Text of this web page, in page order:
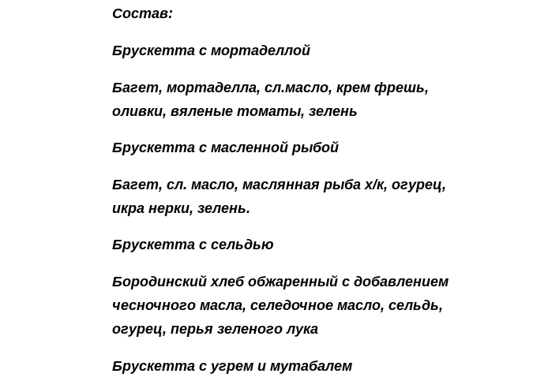
Состав:
Брускетта с мортаделлой
Багет, мортаделла, сл.масло, крем фрешь,
оливки, вяленые томаты, зелень
Брускетта с масленной рыбой
Багет, сл. масло, маслянная рыба х/к, огурец,
икра нерки, зелень.
Брускетта с сельдью
Бородинский хлеб обжаренный с добавлением
чесночного масла, селедочное масло, сельдь,
огурец, перья зеленого лука
Брускетта с угрем и мутабалем